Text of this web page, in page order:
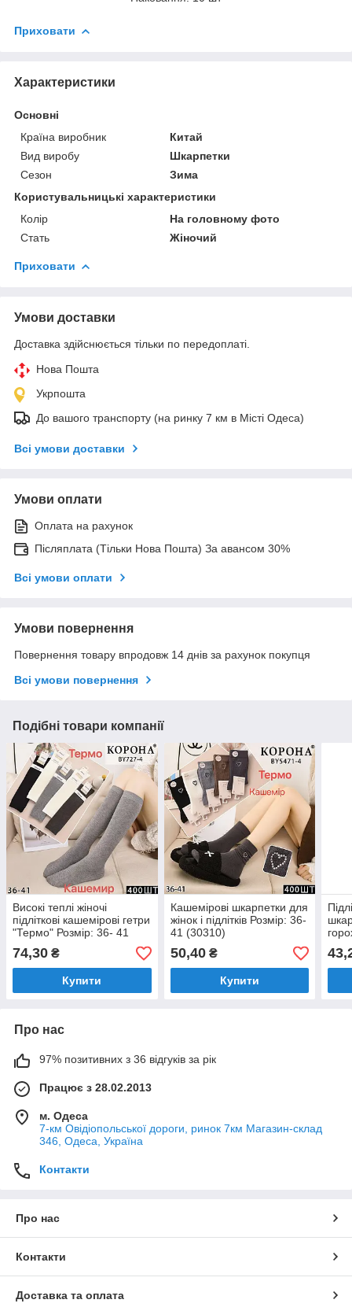
Приховати
Характеристики
Основні
Країна виробник
Китай
Вид виробу
Шкарпетки
Сезон
Зима
Користувальницькі характеристики
Колір
На головному фото
Стать
Жіночий
Приховати
Умови доставки
Доставка здійснюється тільки по передоплаті.
Нова Пошта
Укрпошта
До вашого транспорту (на ринку 7 км в Місті Одеса)
Всі умови доставки
Умови оплати
Оплата на рахунок
Післяплата (Тільки Нова Пошта) За авансом 30%
Всі умови оплати
Умови повернення
Повернення товару впродовж 14 днів за рахунок покупця
Всі умови повернення
Подібні товари компанії
Високі теплі жіночі
підліткові кашемірові гетри
"Термо" Розмір: 36- 41
(11060)
74,30 ₴
Купити
Кашемірові шкарпетки для
жінок і підлітків Розмір: 36-
41 (30310)
50,40₴
Купити
Про нас
97% позитивних з 36 відгуків за рік
Працює з 28.02.2013
м. Одеса
7-км Овідіопольської дороги, ринок 7км Магазин-склад
346, Одеса, Україна
Контакти
Про нас
Контакти
Доставка та оплата